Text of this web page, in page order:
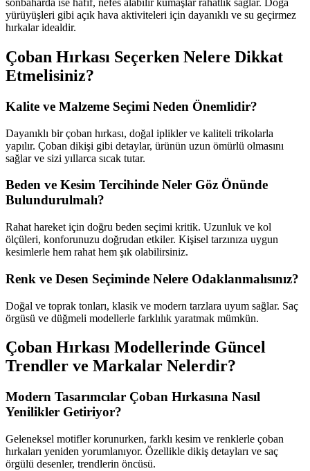
sonbaharda ise hafif, nefes alabilir kumaşlar rahatlık sağlar. Doğa
yürüyüşleri gibi açık hava aktiviteleri için dayanıklı ve su geçirmez
hırkalar idealdir.
Çoban Hırkası Seçerken Nelere Dikkat
Etmelisiniz?
Kalite ve Malzeme Seçimi Neden Önemlidir?
Dayanıklı bir çoban hırkası, doğal iplikler ve kaliteli trikolarla
yapılır. Çoban dikişi gibi detaylar, ürünün uzun ömürlü olmasını
sağlar ve sizi yıllarca sıcak tutar.
Beden ve Kesim Tercihinde Neler Göz Önünde
Bulundurulmalı?
Rahat hareket için doğru beden seçimi kritik. Uzunluk ve kol
ölçüleri, konforunuzu doğrudan etkiler. Kişisel tarzınıza uygun
kesimlerle hem rahat hem şık olabilirsiniz.
Renk ve Desen Seçiminde Nelere Odaklanmalısınız?
Doğal ve toprak tonları, klasik ve modern tarzlara uyum sağlar. Saç
örgüsü ve düğmeli modellerle farklılık yaratmak mümkün.
Çoban Hırkası Modellerinde Güncel
Trendler ve Markalar Nelerdir?
Modern Tasarımcılar Çoban Hırkasına Nasıl
Yenilikler Getiriyor?
Geleneksel motifler korunurken, farklı kesim ve renklerle çoban
hırkaları yeniden yorumlanıyor. Özellikle dikiş detayları ve saç
örgülü desenler, trendlerin öncüsü.